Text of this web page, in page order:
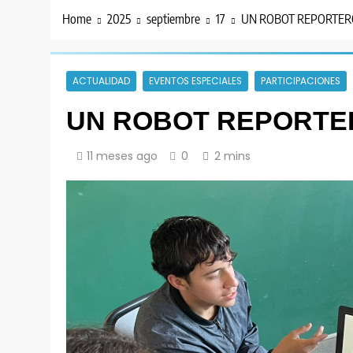
Home 2025 septiembre 17 UN ROBOT
ACTUALIDAD EVENTOS ESPECIALES PARTICIPACIONES
UN ROBOT
11 meses ago 0 2 mins